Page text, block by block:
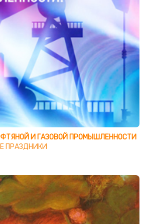
И ГАЗОВОЙ ПРОМЫШЛЕННОСТИ
ПРАЗДНИКИ